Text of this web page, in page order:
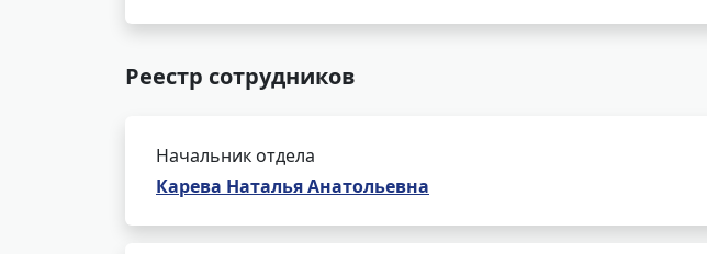
Реестр сотрудников
Начальник отдела
Карева Наталья Анатольевна